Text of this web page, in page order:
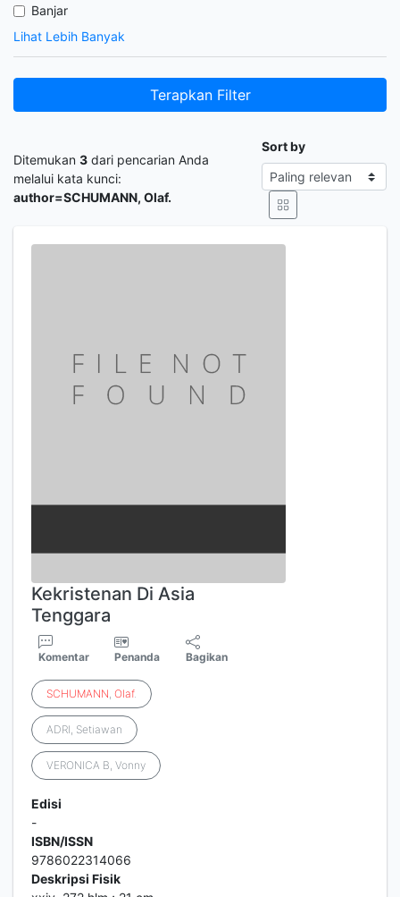
Banjar
Lihat Lebih Banyak
Terapkan Filter
Ditemukan 3 dari pencarian Anda
melalui kata kunci:
author=SCHUMANN, Olaf.
Sort by
Kekristenan Di Asia
Tenggara
Komentar Penanda Bagikan
SCHUMANN, Olaf.
ADRI, Setiawan
VERONICA B, Vonny
Edisi
-
ISBN/ISSN
9786022314066
Deskripsi Fisik